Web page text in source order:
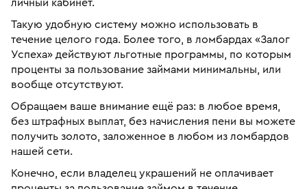
личный кабинет.
Такую удобную систему можно использовать в
течение целого года. Более того, в ломбардах «Залог
Успеха» действуют льготные программы, по которым
проценты за пользование займами минимальны, или
вообще отсутствуют.
Обращаем ваше внимание ещё раз: в любое время,
без штрафных выплат, без начисления пени вы можете
получить золото, заложенное в любом из ломбардов
нашей сети.
Конечно, если владелец украшений не оплачивает